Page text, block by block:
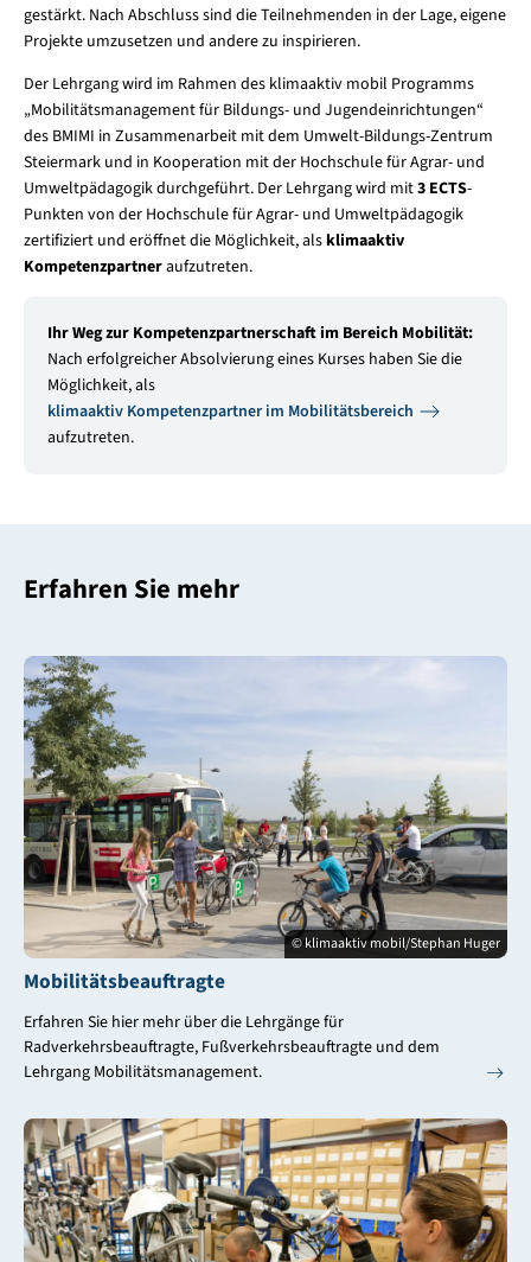
gestärkt. Nach Abschluss sind die Teilnehmenden in der Lage, eigene
Projekte umzusetzen und andere zu inspirieren.
Der Lehrgang wird im Rahmen des klimaaktiv mobil Programms
„Mobilitätsmanagement für Bildungs- und Jugendeinrichtungen“
des BMIMI in Zusammenarbeit mit dem Umwelt-Bildungs-Zentrum
Steiermark und in Kooperation mit der Hochschule für Agrar- und
Umweltpädagogik durchgeführt. Der Lehrgang wird mit3 ECTS-
Punkten von der Hochschule für Agrar- und Umweltpädagogik
zertifiziert und eröffnet die Möglichkeit, alsklimaaktiv
Kompetenzpartneraufzutreten.
Ihr Weg zur Kompetenzpartnerschaft im Bereich Mobilität:
Nach erfolgreicher Absolvierung eines Kurses haben Sie die
Möglichkeit, als
klimaaktiv Kompetenzpartner im Mobilitätsbereich
aufzutreten.
Erfahren Sie mehr
© klimaaktiv mobil/Stephan Huger
Mobilitätsbeauftragte
Erfahren Sie hier mehr über die Lehrgänge für
Radverkehrsbeauftragte, Fußverkehrsbeauftragte und dem
Lehrgang Mobilitätsmanagement.